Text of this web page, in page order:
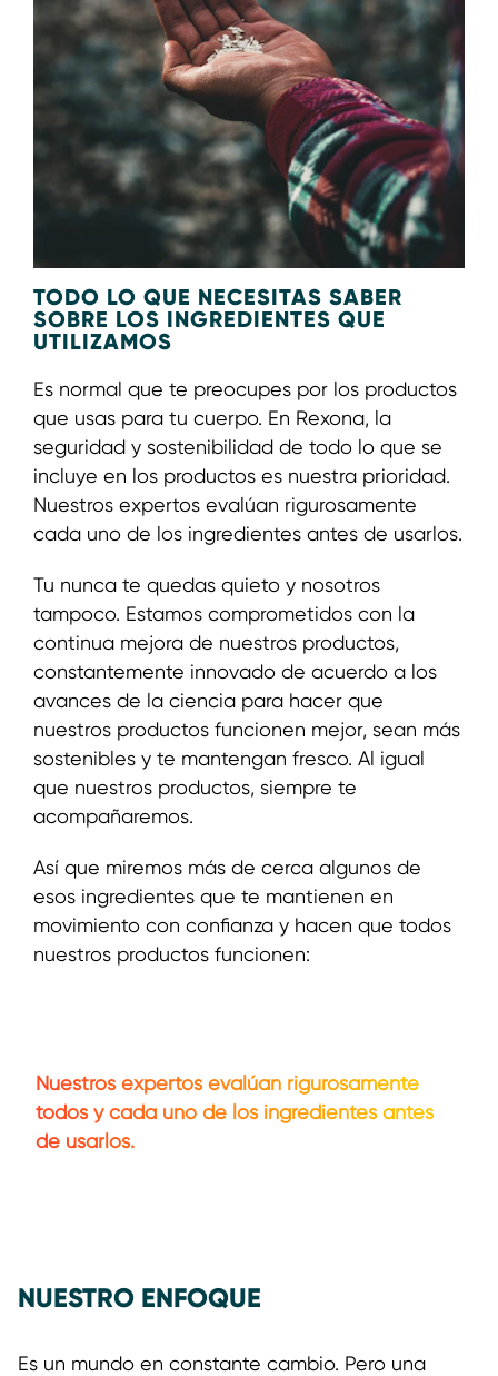
TODO LO QUE NECESITAS SABER
SOBRE LOS INGREDIENTES QUE
UTILIZAMOS
Es normal que te preocupes por los productos
que usas para tu cuerpo. En Rexona, la
seguridad y sostenibilidad de todo lo que se
incluye en los productos es nuestra prioridad.
Nuestros expertos evalúan rigurosamente
cada uno de los ingredientes antes de usarlos.
Tu nunca te quedas quieto y nosotros
tampoco. Estamos comprometidos con la
continua mejora de nuestros productos,
constantemente innovado de acuerdo a los
avances de la ciencia para hacer que
nuestros productos funcionen mejor, sean más
sostenibles y te mantengan fresco. Al igual
que nuestros productos, siempre te
acompañaremos.
Así que miremos más de cerca algunos de
esos ingredientes que te mantienen en
movimiento con confianza y hacen que todos
nuestros productos funcionen:
Nuestros expertos evalúan rigurosamente
todos y cada uno de los ingredientes antes
de usarlos.
NUESTRO ENFOQUE
Es un mundo en constante cambio. Pero una